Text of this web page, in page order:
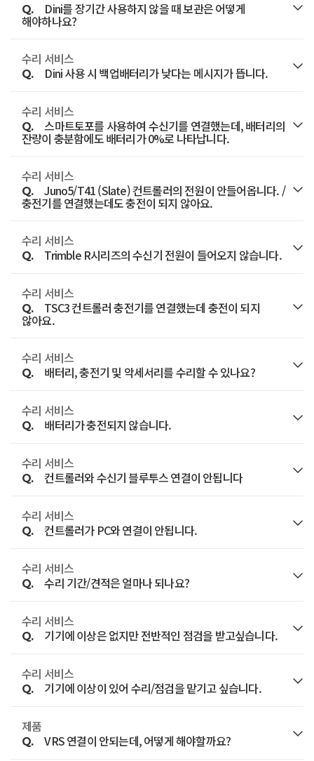
좌측 메뉴의 위성기준점-위성기준점서비스를 선택한
있습니다.
수리서비스 신청을 통해 접수하시기 바랍니다.
수리서비스 신청
익스플로러로 웹페이지 접속이 되는지 확인합니다.
정상적으로 뜬다면 다음 내용을 체크합니다.
확인하시기 바랍니다.
컨트롤러 통신 설정 매뉴얼은 [고객지원]-[다운로드]에
게시되어 있습니다. (TSC3,Slate,T41)
USIM 사용자 : 해당 통신사에 USIM의 데이터가
Q. Dini를 장기간 사용하지 않을 때 보관은 어떻게
해야하나요?
A.
전원 없이 Dini를 장기간 보관하게 되면 장비 내부의
백업배터리가 방전됩니다.
장기간 사용하지 않는 경우, 충전된 GPS배터리를
넣어두고 전원을 끄고 보관하시기 바랍니다.
수리 서비스
Q. Dini 사용 시 백업배터리가 낮다는 메시지가 뜹니다.
A.
내부의 백업 배터리 교체 수리가 필요하며
수리서비스 신청을 통해 접수하시기 바랍니다.
수리서비스 신청
수리 서비스
Q. 스마트토포를 사용하여 수신기를 연결했는데, 배터리의
잔량이 충분함에도 배터리가 0%로 나타납니다.
A.
수신기와 컨트롤러가 블루투스로 연결되는 과정에서
정보값들을 제대로 불러오지 못하는 경우가 있습니다.
수신기와 컨트롤러를 다시 연결 한 후에 확인해주시기
바랍니다.
수리 서비스
Q. Juno5/T41 (Slate) 컨트롤러의 전원이 안들어옵니다. /
충전기를 연결했는데도 충전이 되지 않아요.
A.
충전기를 연결했을 때 컨트롤러의 우측 상단에 주황색
LED가 들어오는 것이 정상입니다.
충전기를 연결했음에도 LED가 안들어오거나 빨간색
LED가 들어온다면 충전단자 부분의 이물질을
잔여물을 거칠지 않은 솔로 깨끗이 제거한 후 다시
시도해 봅니다.
위의 과정 후에도 전원이 들어오지 않거나 충전되지
않는다면 케이블 이상일 수 있으니 여분의 케이블이
있다면 교체하여 시도해보시기 바랍니다.
케이블 문제가 아니라면 수리서비스 신청을 통해
컨트롤러를 접수하시기 바랍니다.
수리 서비스
Q. Trimble R시리즈의 수신기 전원이 들어오지 않습니다.
A.
여분의 배터리가 있다면 충분히 충전 (6시간 이상) 한
후 배터리를 교체해 보시기 바랍니다.
수신기의 전원 버튼이 눌려있거나 마모 되어 손상이
전원 버튼에 손상이 있는 경우라면 수리서비스 신청을
또한 배터리도, 전원 버튼 손상도 아닌데 전원이
접수하시기 바랍니다.
수리서비스 신청
수리 서비스
Q. TSC3 컨트롤러 충전기를 연결했는데 충전이 되지
않아요.
A.
TSC3 배터리가 장착된 상태에서 정품 충전기를
연결하면 우측 상단에 주황색 LED가 들어오는 것이
정상입니다.
충전기를 연결했을 때 빨간색 LED가 들어온다면
수리서비스 접수를 진행하셔야 합니다.
만약 여분의 배터리나 다른 TSC3 장비를 가지고
충전되는지 확인하기시 바랍니다.
TSC3 장비 자체의 문제일 수 있으며 수리서비스
수리 서비스
Q. 배터리, 충전기 및 악세서리를 수리할 수 있나요?
A.
배터리, 충전기를 포함해서 악세서리는 소모품으로
수리가 불가합니다.
악세서리는 구매 시점으로부터 7일 이내에 제품
결함에 한해 무상 교환이 가능합니다.
(고객 과실, 파손은 해당 되지 않습니다.)
수리 서비스
Q. 배터리가 충전되지 않습니다.
A.
일반적으로 리튬 이온 배터리의 기본 수명은 약 500회
충/방전입니다.
약 1년반에서 2년 정도의 기간에 해당하며, 사용 환경
및 빈도에 따라 배터리 수명은 변동될 수 있습니다.
배터리의 기본 보증 기간은 구매일로부터 3개월이며,
3개월 이내에 배터리 하자로 인한 문제의 경우,
지오시스템 서비스팀으로 연락주시기 바랍니다.
파손은 해당 없음 / 정품스티커 미부착시 서비스 불가)
수리 서비스
Q. 컨트롤러와 수신기 블루투스 연결이 안됩니다
A.
컨트롤러에서 블루투스 검색을 하고, 주변 노트북이나
핸드폰 등의 블루투스 기기를 스캔하는지 확인합니다.
주변에 블루투스 기기가 있음에도 스캔하지 못한다면
컨트롤러 전원을 완전히 껐다가 다시 켠후 스캔을
시도합니다.
재부팅 후에도 기기 검색이 안되면 수리 서비스 신청을
다른 기기는 검색이 되는데 수신기만 검색이 안되는
바랍니다.
수리 서비스
Q. 컨트롤러가 PC와 연결이 안됩니다.
A.
PC에 Windows Mobile Device Center가 설치되어
있는지 확인 후 설치 되어있지 않으면 설치를 진행해
주시기 바랍니다.
만약 설치가 되어지만 연결이 안된다면 Windows
바랍니다.
[다운로드] 페이지에 확인 하실 수 있습니다.
수리 서비스
Q. 수리 기간/견적은 얼마나 되나요?
A.
먼저 접수된 수리/점검 건부터 순차적으로 처리하고
있습니다.
접수 건에 따라 수리 소요 시간이 상이하며, 정확한
소요 시간 및 견적은 수리 접수 후 확인이 가능합니다.
수리 서비스
Q. 기기에 이상은 없지만 전반적인 점검을 받고싶습니다.
A.
기기의 기본적인 기능들의 이상 유무를 점검합니다.
GNSS 수신기의 점검비 : 12만원 (부가세 별도)
그 외의 장비 점검비는 지오시스템 대표 전화 (02-702-
수리 서비스
Q. 기기에 이상이 있어 수리/점검을 맡기고 싶습니다.
A.
진단으로 확인하시기 바랍니다.
제품
Q. VRS 연결이 안되는데, 어떻게 해야할까요?